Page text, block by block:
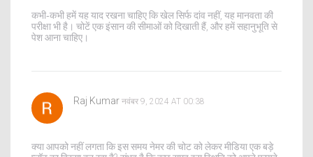
कभी‑कभी हमें यह याद रखना चाहिए कि खेल सिर्फ दांव नहीं, यह मानवता की
परीक्षा भी है। चोटें एक इंसान की सीमाओं को दिखाती हैं, और हमें सहानुभूति से
पेश आना चाहिए।
Raj Kumar नवंबर 9, 2024 AT 00:38
क्या आपको नहीं लगता कि इस समय नेमर की चोट को लेकर मीडिया एक बड़े